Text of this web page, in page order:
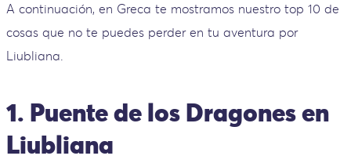
A continuación, en Greca te mostramos nuestro top 10 de
cosas que no te puedes perder en tu aventura por
Liubliana.
1. Puente de los Dragones en
Liubliana